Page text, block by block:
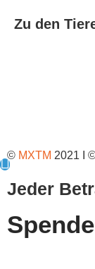
Zu den
© MXTM 2021 I
Jeder